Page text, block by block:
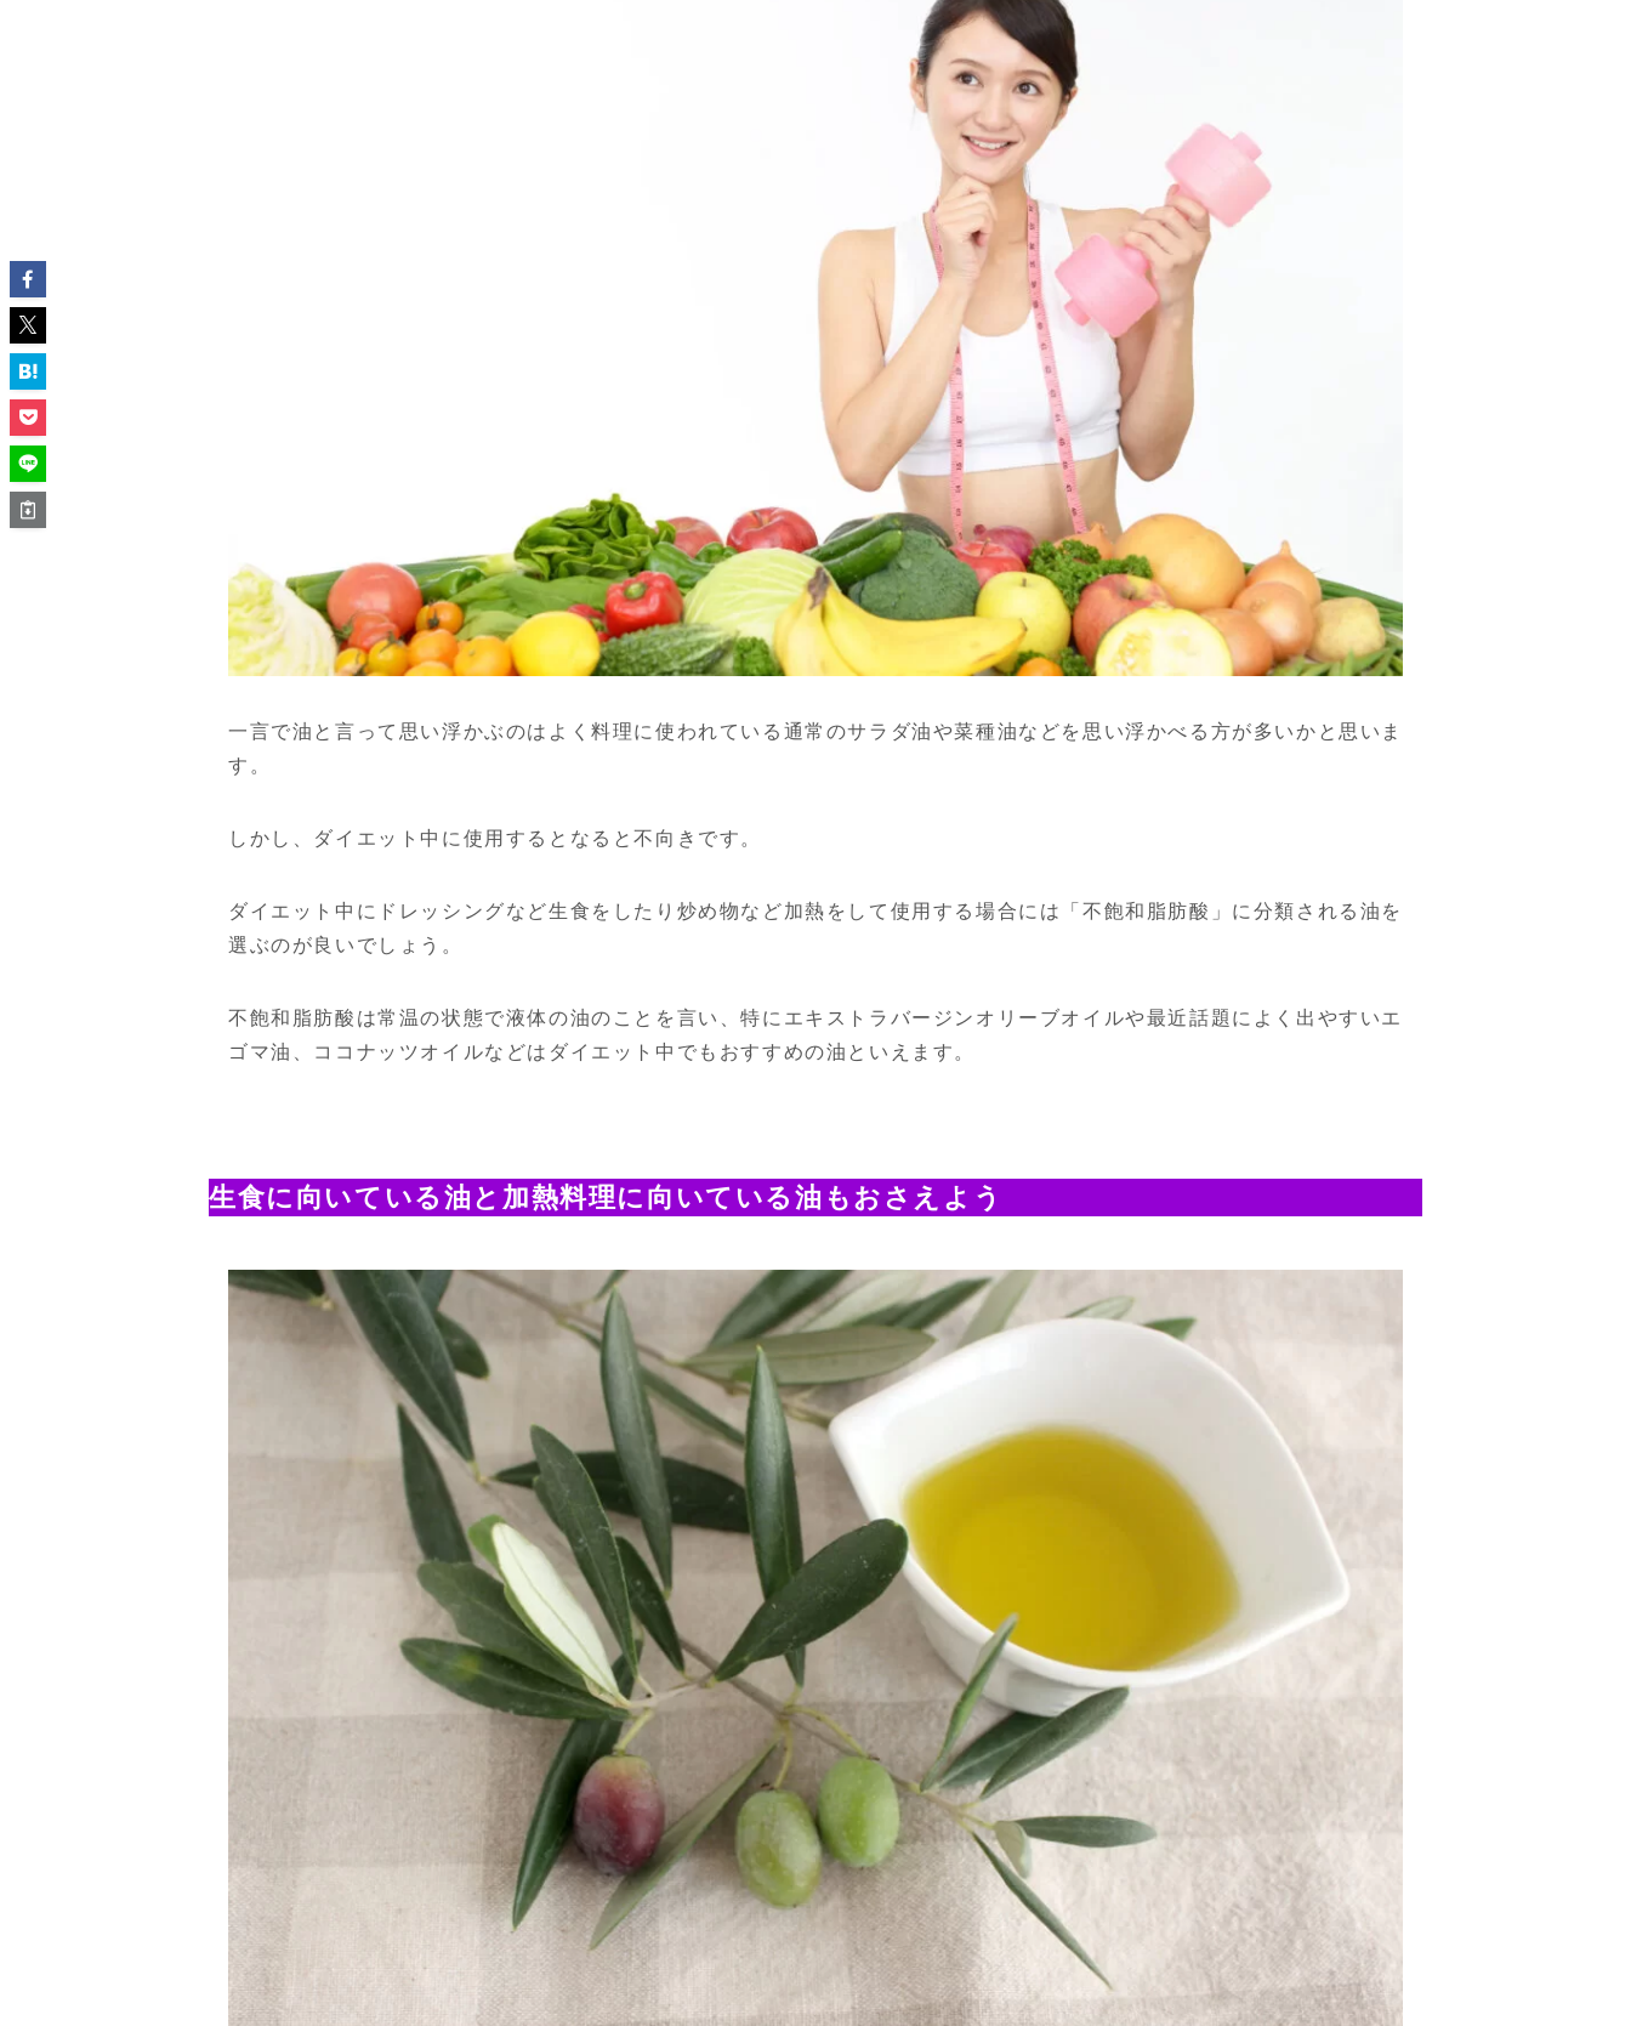
一言で油と言って思い浮かぶのはよく料理に使われている通常のサラダ油や菜種油などを思い浮かべる方が多いかと思いま
す。
しかし、ダイエット中に使用するとなると不向きです。
ダイエット中にドレッシングなど生食をしたり炒め物など加熱をして使用する場合には「不飽和脂肪酸」に分類される油を
選ぶのが良いでしょう。
不飽和脂肪酸は常温の状態で液体の油のことを言い、特にエキストラバージンオリーブオイルや最近話題によく出やすいエ
ゴマ油、ココナッツオイルなどはダイエット中でもおすすめの油といえます。
生食に向いている油と加熱料理に向いている油もおさえよう